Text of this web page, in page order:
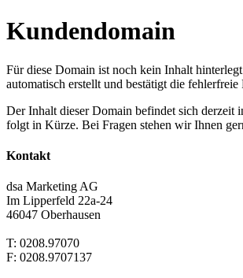
Kundendomain
Für diese Domain ist noch kein Inhalt
automatisch erstellt und bestätigt die fehlerfreie
Der Inhalt dieser Domain befindet sich derzeit
folgt in Kürze. Bei Fragen stehen wir Ihnen
Kontakt
dsa Marketing AG
Im Lipperfeld 22a-24
46047 Oberhausen
T: 0208.97070
F: 0208.9707137